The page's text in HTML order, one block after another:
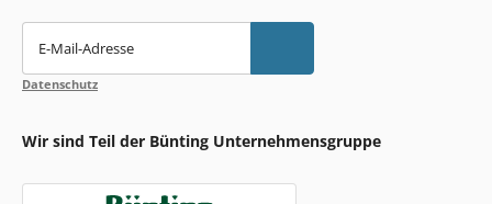
E-Mail-Adresse
Datenschutz
Wir sind Teil der Bünting Unternehmensgruppe